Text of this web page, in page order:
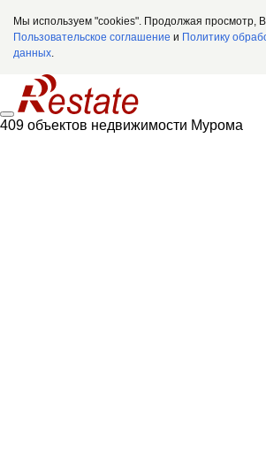
Мы используем "cookies". Продолжая просмотр,
Пользовательское соглашение и Политику
данных.
409 объектов недвижимости Мурома